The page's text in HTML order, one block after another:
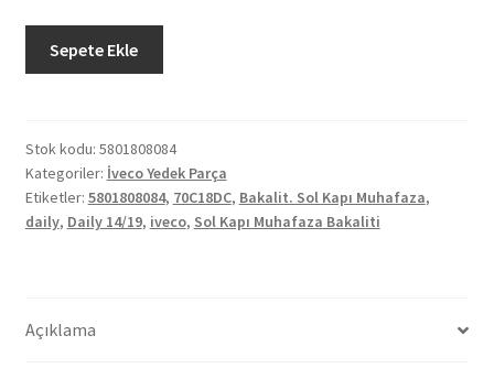
70C18DC
Sol
Kapı
Muhafaza
Sepete Ekle
Stok kodu: 5801808084
Kategoriler: İveco Yedek Parça
Etiketler: 5801808084, 70C18DC, Bakalit. Sol Kapı Muhafaza,
daily, Daily 14/19, iveco, Sol Kapı Muhafaza Bakaliti
Açıklama